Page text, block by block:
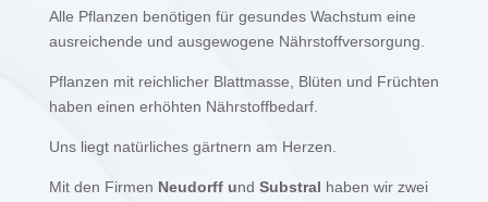
Alle Pflanzen benötigen für gesundes Wachstum eine
ausreichende und ausgewogene Nährstoffversorgung.
Pflanzen mit reichlicher Blattmasse, Blüten und Früchten
haben einen erhöhten Nährstoffbedarf.
Uns liegt natürliches gärtnern am Herzen.
Mit den Firmen Neudorff und Substral haben wir zwei